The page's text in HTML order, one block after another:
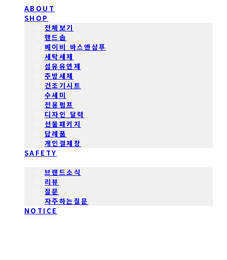
ABOUT
SHOP
전체보기
핸드솝
베이비 바스앤샴푸
세탁세제
섬유유연제
주방세제
건조기시트
수세미
전용펌프
디자인 달력
선물패키지
답례품
개인결제창
SAFETY
브랜드소식
리뷰
질문
자주하는질문
NOTICE